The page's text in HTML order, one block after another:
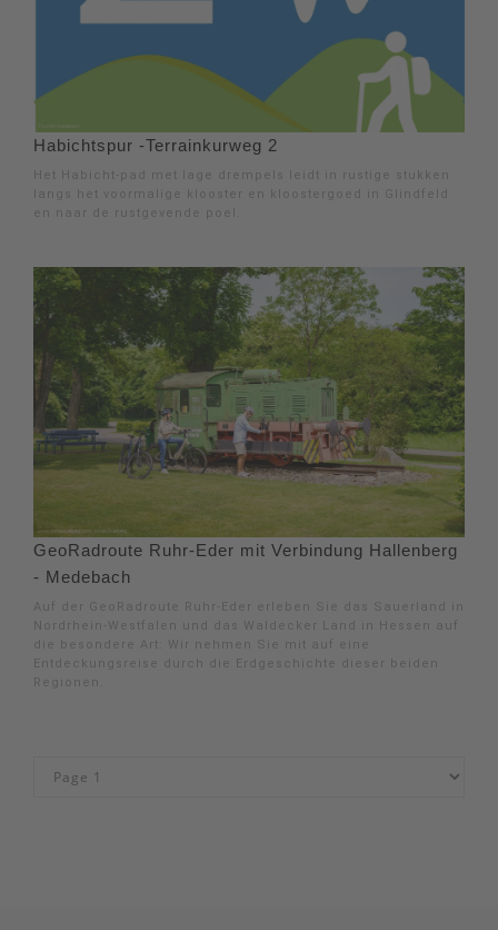
Habichtspur -Terrainkurweg 2
Het Habicht-pad met lage drempels leidt in rustige stukken
langs het voormalige klooster en kloostergoed in Glindfeld
en naar de rustgevende poel.
GeoRadroute Ruhr-Eder mit Verbindung Hallenberg
- Medebach
Auf der GeoRadroute Ruhr-Eder erleben Sie das Sauerland in
Nordrhein-Westfalen und das Waldecker Land in Hessen auf
die besondere Art: Wir nehmen Sie mit auf eine
Entdeckungsreise durch die Erdgeschichte dieser beiden
Regionen.